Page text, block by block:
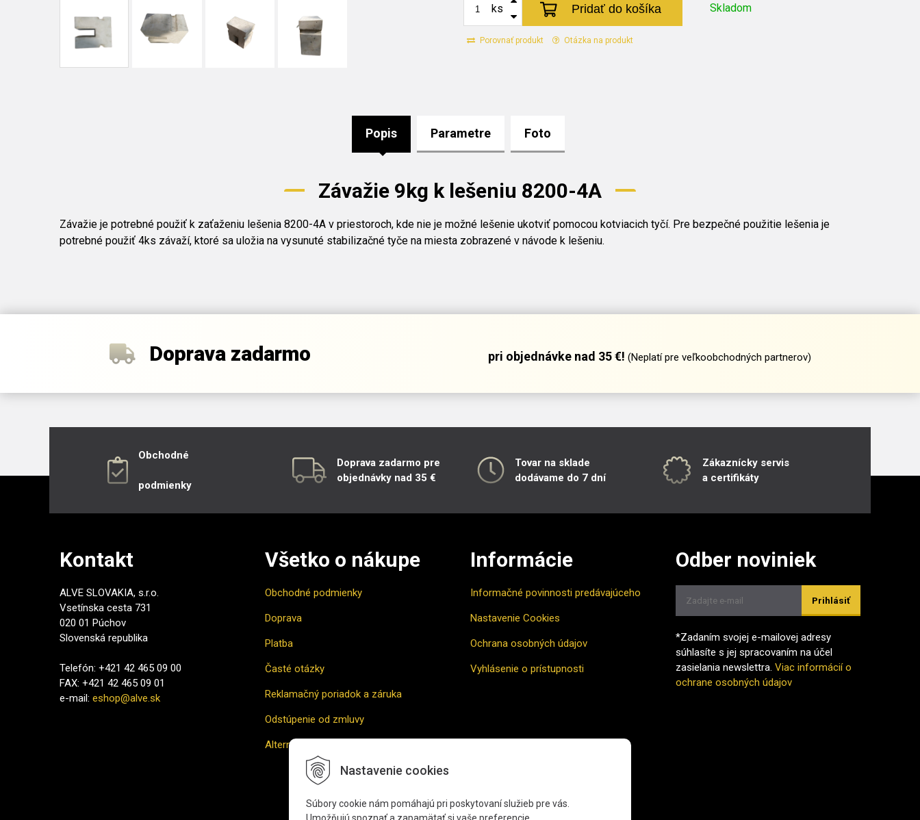
Nastavenie cookies
Súbory cookie nám pomáhajú pri poskytovaní služieb pre vás.
Skladom
ks Pridať do košíka
Porovnať produkt Otázka na produkt
Popis Parametre Foto
Závažie 9kg k lešeniu 8200-4A
Závažie je potrebné použiť k zaťaženiu lešenia 8200-4A v priestoroch, kde nie je možné lešenie ukotviť pomocou kotviacich tyčí. Pre bezpečné použitie lešenia je
potrebné použiť 4ks závaží, ktoré sa uložia na vysunuté stabilizačné tyče na miesta zobrazené v návode k lešeniu.
Doprava zadarmo pri objednávke nad 35 €! (Neplatí pre veľkoobchodných partnerov)
Obchodné
podmienky
Doprava zadarmo pre
objednávky nad 35 €
Tovar na sklade
dodávame do 7 dní
Zákaznícky servis
a certifikáty
Kontakt
ALVE SLOVAKIA, s.r.o.
Vsetínska cesta 731
020 01 Púchov
Slovenská republika
Telefón: +421 42 465 09 00
FAX: +421 42 465 09 01
e-mail: eshop@alve.sk
Všetko o nákupe
Obchodné podmienky
Doprava
Platba
Časté otázky
Reklamačný poriadok a záruka
Odstúpenie od zmluvy
Alternatívne riešenie sporu
Informácie
Informačné povinnosti predávajúceho
Nastavenie Cookies
Ochrana osobných údajov
Vyhlásenie o prístupnosti
Odber noviniek
Prihlásiť
*Zadaním svojej e-mailovej adresy
súhlasíte s jej spracovaním na účel
zasielania newslettra. Viac informácií o
ochrane osobných údajov